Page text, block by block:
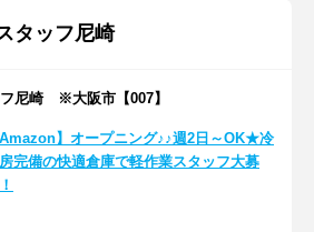
タッフ尼崎
尼崎 ※大阪市【007】
Amazon】オープニング♪♪週2日～OK★冷
完備の快適倉庫で軽作業スタッフ大募